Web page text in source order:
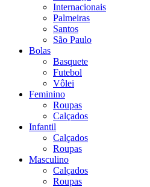
Internacionais
Palmeiras
Santos
São Paulo
Bolas
Basquete
Futebol
Vôlei
Feminino
Roupas
Calçados
Infantil
Calçados
Roupas
Masculino
Calçados
Roupas